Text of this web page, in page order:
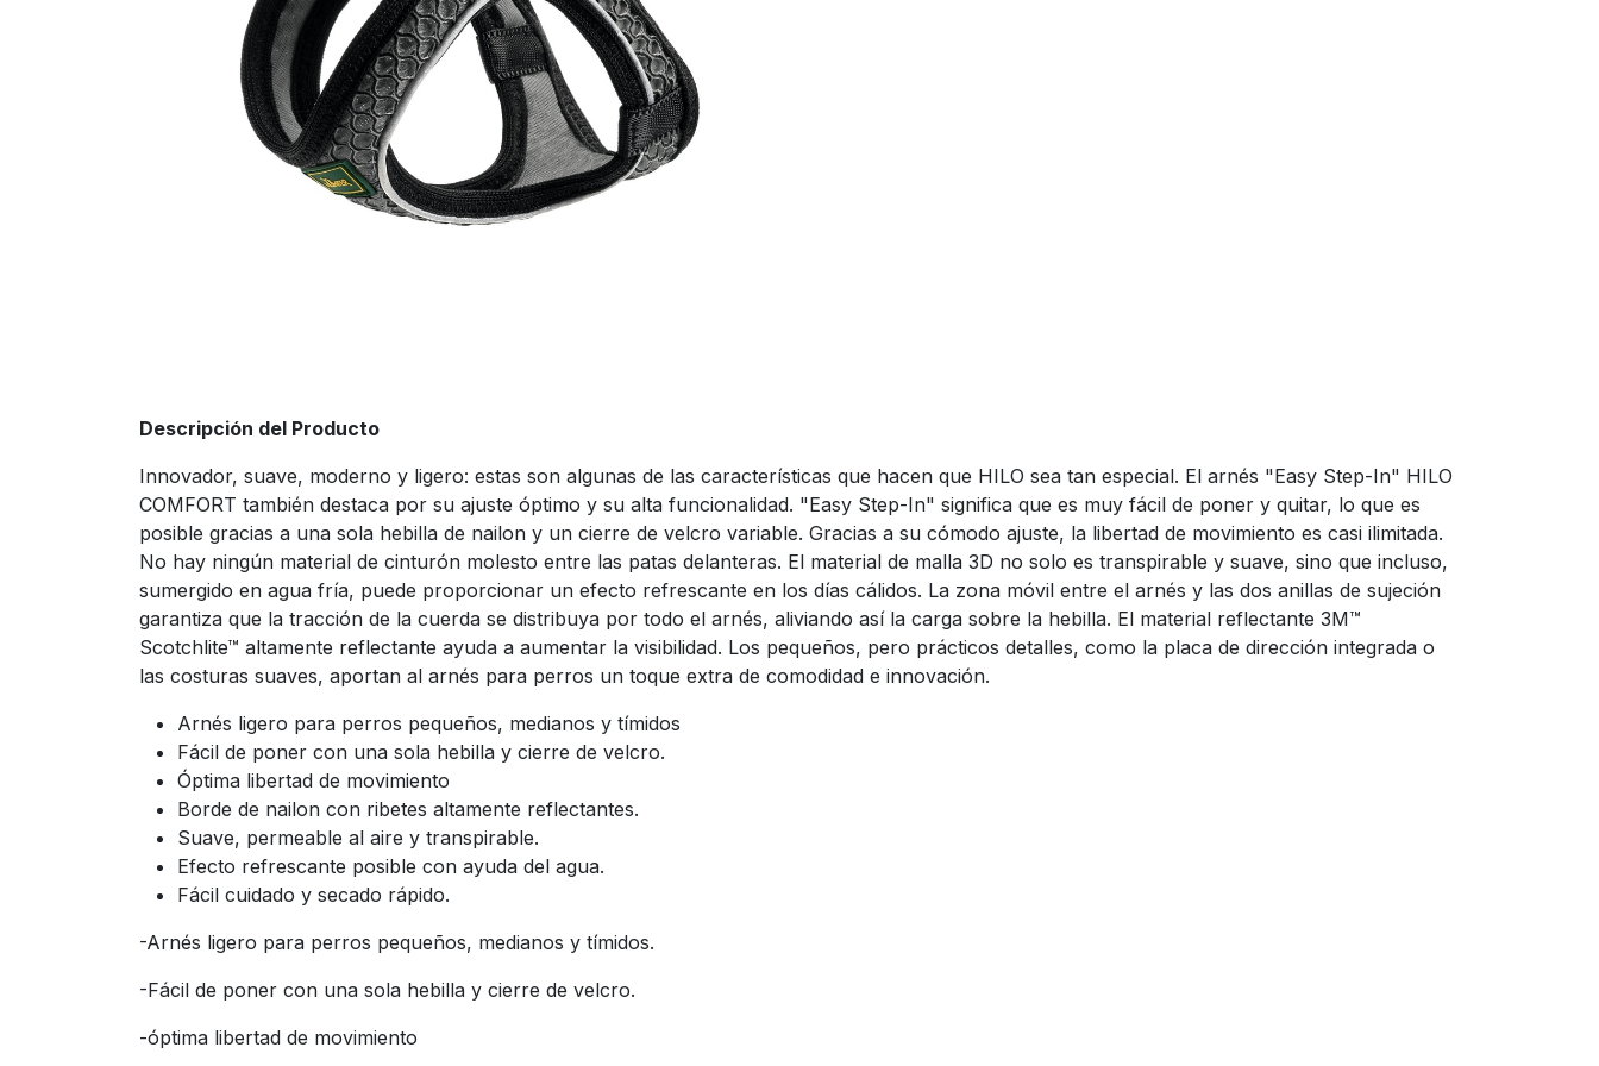
Descripción del Producto
Innovador, suave, moderno y ligero: estas son algunas de las características que hacen que HILO sea tan especial. El arnés "Easy Step-In" HILO
COMFORT también destaca por su ajuste óptimo y su alta funcionalidad. "Easy Step-In" significa que es muy fácil de poner y quitar, lo que es
posible gracias a una sola hebilla de nailon y un cierre de velcro variable. Gracias a su cómodo ajuste, la libertad de movimiento es casi ilimitada.
No hay ningún material de cinturón molesto entre las patas delanteras. El material de malla 3D no solo es transpirable y suave, sino que incluso,
sumergido en agua fría, puede proporcionar un efecto refrescante en los días cálidos. La zona móvil entre el arnés y las dos anillas de sujeción
garantiza que la tracción de la cuerda se distribuya por todo el arnés, aliviando así la carga sobre la hebilla. El material reflectante 3M™
Scotchlite™ altamente reflectante ayuda a aumentar la visibilidad. Los pequeños, pero prácticos detalles, como la placa de dirección integrada o
las costuras suaves, aportan al arnés para perros un toque extra de comodidad e innovación.
Arnés ligero para perros pequeños, medianos y tímidos
Fácil de poner con una sola hebilla y cierre de velcro.
Óptima libertad de movimiento
Borde de nailon con ribetes altamente reflectantes.
Suave, permeable al aire y transpirable.
Efecto refrescante posible con ayuda del agua.
Fácil cuidado y secado rápido.
-Arnés ligero para perros pequeños, medianos y tímidos.
-Fácil de poner con una sola hebilla y cierre de velcro.
-óptima libertad de movimiento